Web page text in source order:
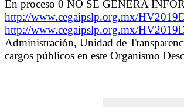
En proceso 0 NO SE GENERA
http://www.cegaipslp.org.mx/
http://www.cegaipslp.org.mx/
Administración, Unidad de
cargos públicos en este Organismo